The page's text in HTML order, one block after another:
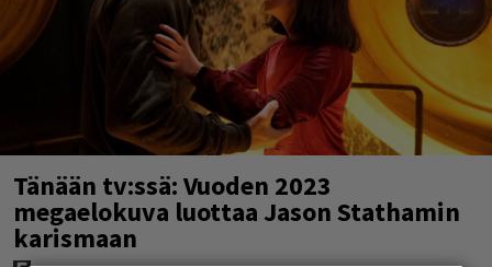
Tänään tv:ssä: Vuoden 2023
megaelokuva luottaa Jason Stathamin
karismaan